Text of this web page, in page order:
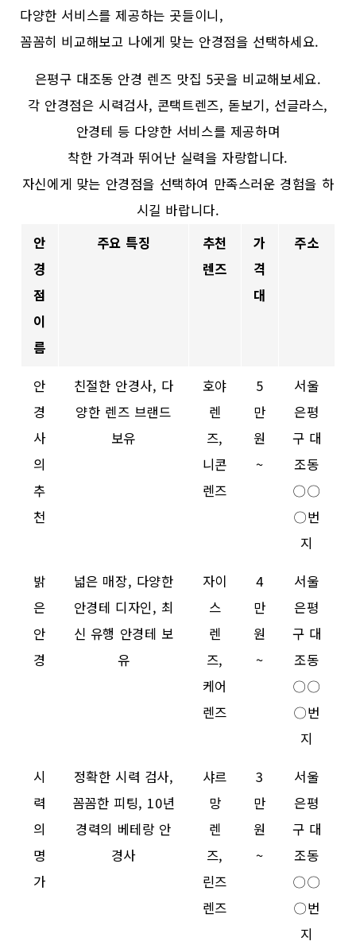
다양한 서비스를 제공하는 곳들이니,
꼼꼼히 비교해보고 나에게 맞는 안경점을 선택하세요.
은평구 대조동 안경 렌즈 맛집 5곳을 비교해보세요.
각 안경점은 시력검사, 콘택트렌즈, 돋보기, 선글라스,
안경테 등 다양한 서비스를 제공하며
착한 가격과 뛰어난 실력을 자랑합니다.
자신에게 맞는 안경점을 선택하여 만족스러운 경험을 하
시길 바랍니다.
안
경
점
이
름
주요 특징
추천
렌즈
가
격
대
주소
안
경
사
의
추
천
친절한 안경사, 다
양한 렌즈 브랜드
보유
호야
렌
즈,
니콘
렌즈
5
만
원
~
서울
은평
구 대
조동
〇〇
〇번
지
밝
은
안
경
넓은 매장, 다양한
안경테 디자인, 최
신 유행 안경테 보
유
자이
스
렌
즈,
케어
렌즈
4
만
원
~
서울
은평
구 대
조동
〇〇
〇번
지
시
력
의
명
가
정확한 시력 검사,
꼼꼼한 피팅, 10년
경력의 베테랑 안
경사
샤르
망
렌
즈,
린즈
렌즈
3
만
원
~
서울
은평
구 대
조동
〇〇
〇번
지